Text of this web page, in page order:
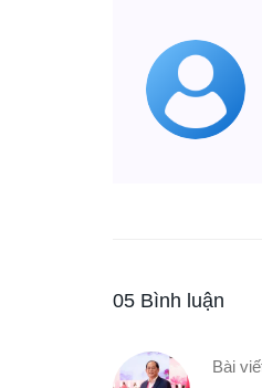
05 Bình luận
Bài